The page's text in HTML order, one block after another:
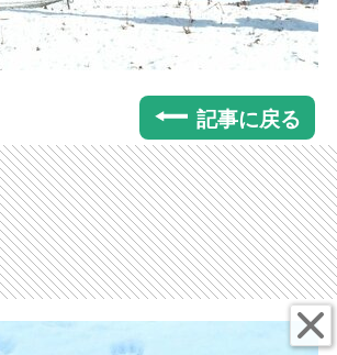
記事に戻る